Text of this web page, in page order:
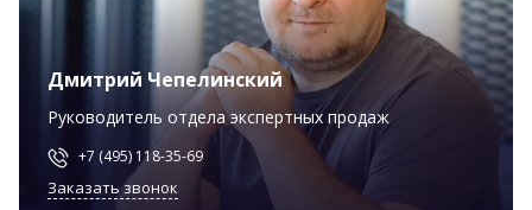
Дмитрий Чепелинский
Руководитель отдела экспертных продаж
+7 (495) 118-35-69
Заказать звонок